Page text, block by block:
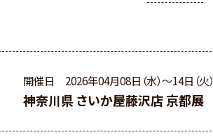
開催日 2026年04月08日（水）〜14日（火）
神奈川県 さいか屋藤沢店 京都展